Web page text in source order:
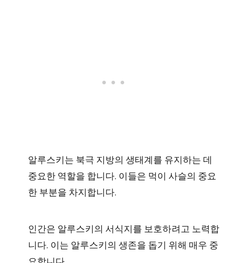
알루스키는 북극 지방의 생태계를 유지하는 데
중요한 역할을 합니다. 이들은 먹이 사슬의 중요
한 부분을 차지합니다.
인간은 알루스키의 서식지를 보호하려고 노력합
니다. 이는 알루스키의 생존을 돕기 위해 매우 중